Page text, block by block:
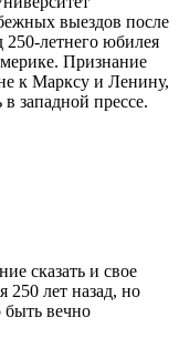
выездов после
летнего юбилея
Признание
к Марксу и Ленину,
западной прессе.
сказать и свое
250 лет назад, но
вечно